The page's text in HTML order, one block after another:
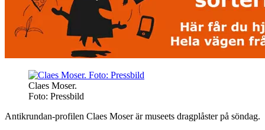
Claes Moser.
Foto: Pressbild
Antikrundan-profilen Claes Moser är museets dragplåster på söndag.